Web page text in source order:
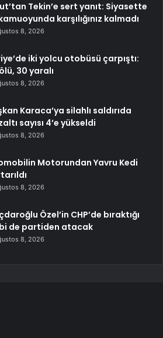
Tekin’e sert yanıt: Siyasette
karşılığınız kalmadı
8, 2026
iki yolcu otobüsü çarpıştı:
30 yaralı
8, 2026
Karaca’ya silahlı saldırıda
sayısı 4’e yükseldi
8, 2026
Motorundan Yavru Kedi
8, 2026
Özel’in CHP’de bıraktığı
de partiden atacak
8, 2026